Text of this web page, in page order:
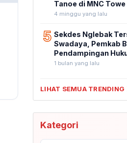
Tanoe di MNC Towe
4 minggu yang lalu
5 Sekdes Nglebak
Swadaya, Pemkab
Pendampingan
1 bulan yang lalu
LIHAT SEMUA TRENDING
Kategori